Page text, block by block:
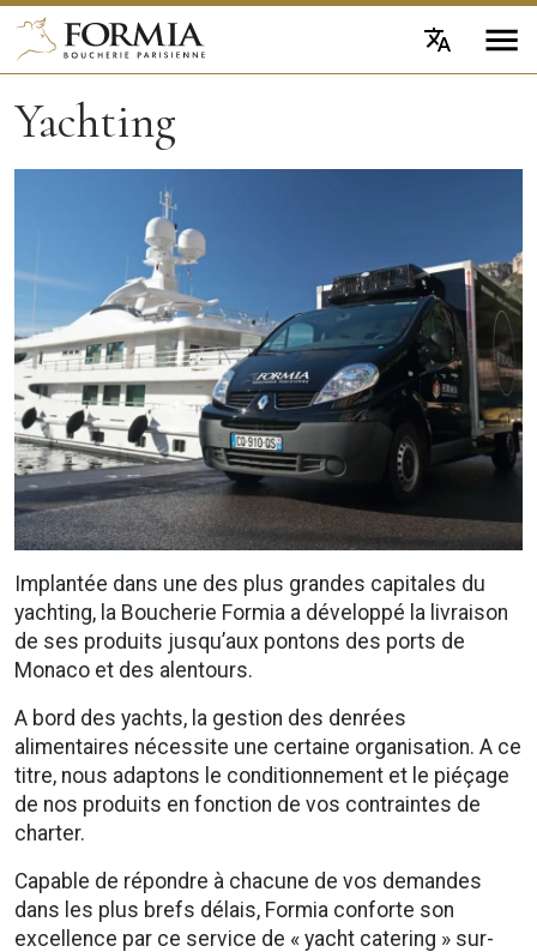
Yachting
Implantée dans une des plus grandes capitales du
yachting, la Boucherie Formia a développé la livraison
de ses produits jusqu’aux pontons des ports de
Monaco et des alentours.
A bord des yachts, la gestion des denrées
alimentaires nécessite une certaine organisation. A ce
titre, nous adaptons le conditionnement et le piéçage
de nos produits en fonction de vos contraintes de
charter.
Capable de répondre à chacune de vos demandes
dans les plus brefs délais, Formia conforte son
excellence par ce service de « yacht catering » sur-